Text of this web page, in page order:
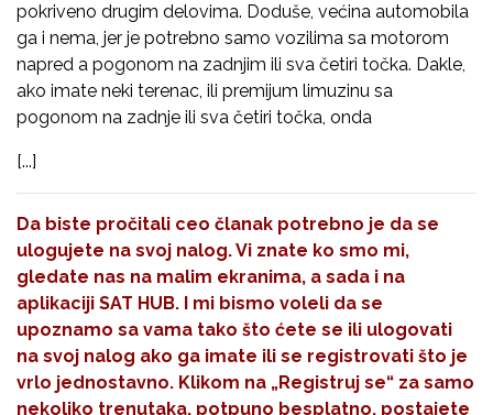
pokriveno drugim delovima. Doduše, većina automobila
ga i nema, jer je potrebno samo vozilima sa motorom
napred a pogonom na zadnjim ili sva četiri točka. Dakle,
ako imate neki terenac, ili premijum limuzinu sa
pogonom na zadnje ili sva četiri točka, onda
[...]
Da biste pročitali ceo članak potrebno je da se
ulogujete na svoj nalog. Vi znate ko smo mi,
gledate nas na malim ekranima, a sada i na
aplikaciji SAT HUB. I mi bismo voleli da se
upoznamo sa vama tako što ćete se ili ulogovati
na svoj nalog ako ga imate ili se registrovati što je
vrlo jednostavno. Klikom na „Registruj se“ za samo
nekoliko trenutaka, potpuno besplatno, postajete